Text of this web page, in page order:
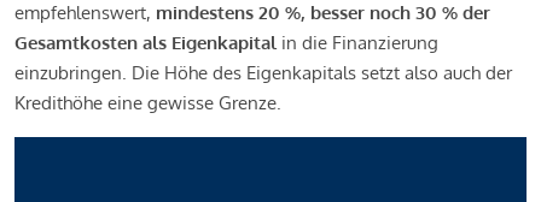
empfehlenswert, mindestens 20 %, besser noch 30 % der
Gesamtkosten als Eigenkapital in die Finanzierung
einzubringen. Die Höhe des Eigenkapitals setzt also auch der
Kredithöhe eine gewisse Grenze.